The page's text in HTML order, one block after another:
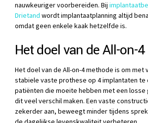
nauwkeuriger voorbereiden. Bij
Drietand wordt implantaatplanning altijd
omdat geen enkele kaak hetzelfde is.
Het doel van de All-on-
Het doel van de All-on-4 methode is om met
stabiele vaste prothese op 4 implantaten te
patiënten die moeite hebben met een
dit veel verschil maken. Een vaste
zekerder aan, beweegt minder tijdens